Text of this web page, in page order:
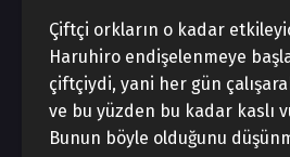
Çiftçi orkların o kadar
Haruhiro endişelenmeye
çiftçiydi, yani her gün
ve bu yüzden bu kadar kaslı
Bunun böyle olduğunu